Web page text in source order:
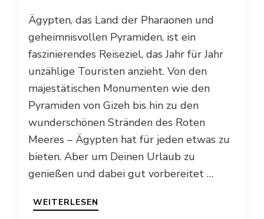
Ägypten, das Land der Pharaonen und
geheimnisvollen Pyramiden, ist ein
faszinierendes Reiseziel, das Jahr für Jahr
unzählige Touristen anzieht. Von den
majestätischen Monumenten wie den
Pyramiden von Gizeh bis hin zu den
wunderschönen Stränden des Roten
Meeres – Ägypten hat für jeden etwas zu
bieten. Aber um Deinen Urlaub zu
genießen und dabei gut vorbereitet …
WEITERLESEN